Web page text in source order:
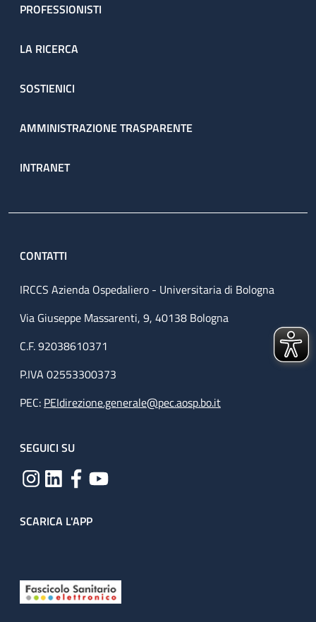
PROFESSIONISTI
LA RICERCA
SOSTIENICI
AMMINISTRAZIONE TRASPARENTE
INTRANET
CONTATTI
IRCCS Azienda Ospedaliero - Universitaria di Bologna
Via Giuseppe Massarenti, 9, 40138 Bologna
C.F. 92038610371
P.IVA 02553300373
PEC: PEIdirezione.generale@pec.aosp.bo.it
SEGUICI SU
SCARICA L'APP